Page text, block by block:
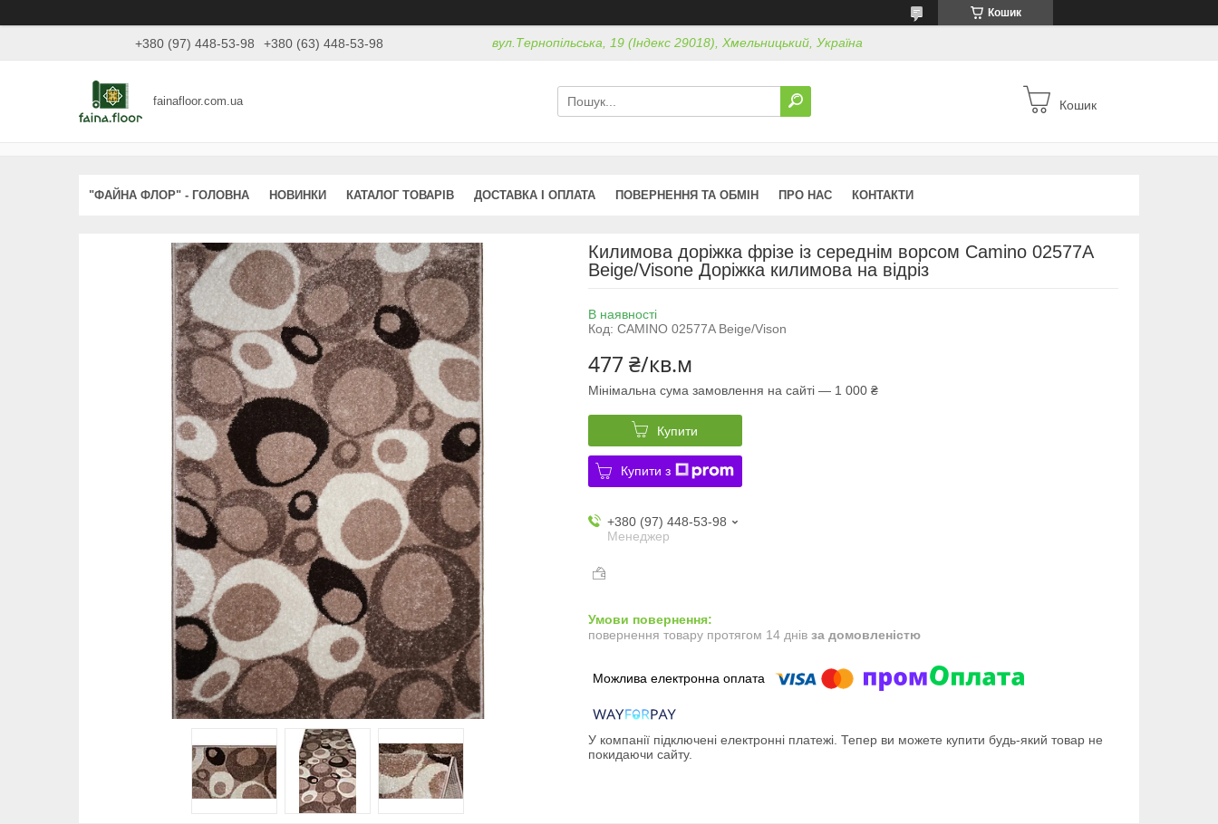
Кошик
+380 (97) 448-53-98 +380 (63) 448-53-98 вул.Тернопільська, 19 (Індекс 29018), Хмельницький, Україна
fainafloor.com.ua Кошик
"ФАЙНА ФЛОР" - ГОЛОВНА НОВИНКИ КАТАЛОГ ТОВАРІВ ДОСТАВКА І ОПЛАТА ПОВЕРНЕННЯ ТА ОБМІН ПРО НАС КОНТАКТИ
Килимова доріжка фрізе із середнім ворсом Camino 02577A
Beige/Visone Доріжка килимова на відріз
В наявності
Код: CAMINO 02577A Beige/Vison
477 ₴/кв.м
Мінімальна сума замовлення на сайті — 1 000 ₴
Купити
Купити з
+380 (97) 448-53-98
Менеджер
повернення товару протягом 14 днів за домовленістю
У компанії підключені електронні платежі. Тепер ви можете купити будь-який товар не
покидаючи сайту.